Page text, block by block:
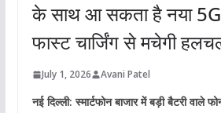
के साथ आ सकता है नया
फास्ट चार्जिंग से मचेगी
July 1, 2026 Avani Patel
नई दिल्ली: स्मार्टफोन बाजार में बड़ी बैटरी वाले